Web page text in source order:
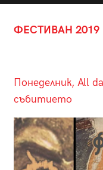
ФЕСТИВАН
Понеделник, All
събитието